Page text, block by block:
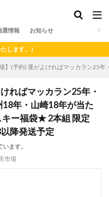
選情報 お知らせ
。）
場】(予約) 運がよければマッカラン25
ればマッカラン25年・
年・山崎18年が当た
ー福袋★ 2本組 限定
降発送予定
ます。
市場